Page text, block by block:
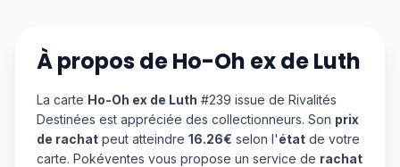
À propos deHo-Oh ex de Luth
La carte Ho-Oh ex de Luth #239 issue de Rivalités
Destinées est appréciée des collectionneurs. Son prix
de rachat peut atteindre 16.26€ selon l'état de votre
carte. Pokéventes vous propose un service de rachat